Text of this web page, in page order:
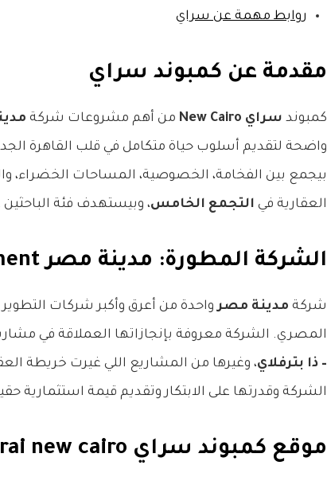
روابط مهمة عن سراي
مقدمة عن كمبوند سراي
كمبوند سراي New Cairo من أهم مشروعات شركة
واضحة لتقديم أسلوب حياة متكامل في قلب القاهرة
بيجمع بين الفخامة، الخصوصية، المساحات الخضراء،
العقارية في التجمع الخامس، وبيستهدف فئة الباحثين
الشركة المطورة: مدينة مصر Madinet Masr Development
شركة مدينة مصر
المصري. الشركة معروفة بإنجازاتها العملاقة في
– ذا بترفلاي، وغيرها من المشاريع اللي غيرت خريطة
الشركة وقدرتها على الابتكار وتقديم قيمة استثمارية
موقع كمبوند سراي sarai new cairo